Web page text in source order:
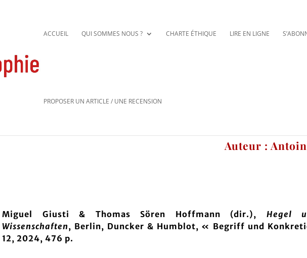
ACCUEIL QUI SOMMES NOUS ? CHARTE ÉTHIQUE LIRE EN LIGNE
PROPOSER UN ARTICLE / UNE RECENSION
Auteur :
Miguel Giusti & Thomas Sören Hoffmann (dir.), Hegel
Wissenschaften, Berlin, Duncker & Humblot, « Begriff und
12, 2024, 476 p.